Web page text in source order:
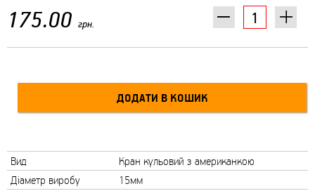
175.00 грн.
Вид
Кран кульовий з американкою
Діаметр виробу
15мм